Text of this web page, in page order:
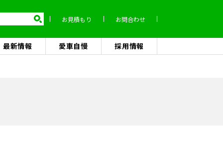
お見積もり お問合わせ
最新情報 愛車自慢 採用情報